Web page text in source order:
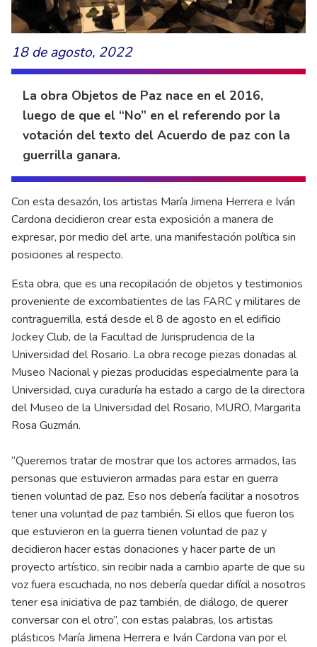
18 de agosto, 2022
La obra Objetos de Paz nace en el 2016,
luego de que el “No” en el referendo por la
votación del texto del Acuerdo de paz con la
guerrilla ganara.
Con esta desazón, los artistas María Jimena Herrera e Iván
Cardona decidieron crear esta exposición a manera de
expresar, por medio del arte, una manifestación política sin
posiciones al respecto.
Esta obra, que es una recopilación de objetos y testimonios
proveniente de excombatientes de las FARC y militares de
contraguerrilla, está desde el 8 de agosto en el edificio
Jockey Club, de la Facultad de Jurisprudencia de la
Universidad del Rosario. La obra recoge piezas donadas al
Museo Nacional y piezas producidas especialmente para la
Universidad, cuya curaduría ha estado a cargo de la directora
del Museo de la Universidad del Rosario, MURO, Margarita
Rosa Guzmán.
“Queremos tratar de mostrar que los actores armados, las
personas que estuvieron armadas para estar en guerra
tienen voluntad de paz. Eso nos debería facilitar a nosotros
tener una voluntad de paz también. Si ellos que fueron los
que estuvieron en la guerra tienen voluntad de paz y
decidieron hacer estas donaciones y hacer parte de un
proyecto artístico, sin recibir nada a cambio aparte de que su
voz fuera escuchada, no nos debería quedar difícil a nosotros
tener esa iniciativa de paz también, de diálogo, de querer
conversar con el otro”, con estas palabras, los artistas
plásticos María Jimena Herrera e Iván Cardona van por el